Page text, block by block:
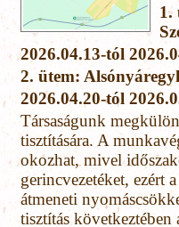
1.
2026.04.13-tól
2. ütem:
2026.04.20-tól
Társaságunk
tisztítására. A
okozhat, mivel
gerincvezetéket, ezért
átmeneti
tisztítás